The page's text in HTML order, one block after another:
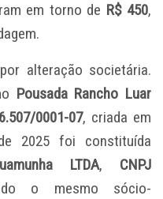
em torno de R$ 450,
alteração societária.
Pousada Rancho Luar
0001-07, criada em
2025 foi constituída
LTDA, CNPJ
o mesmo sócio-